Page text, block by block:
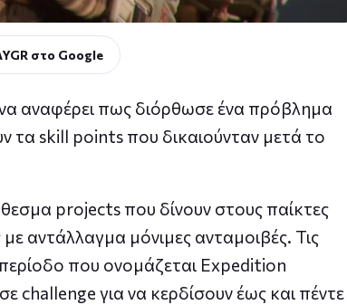
στο Google
αναφέρει πως διόρθωσε ένα πρόβλημα
τα skill points που δικαιούνταν μετά το
projects που δίνουν στους παίκτες
αντάλλαγμα μόνιμες ανταμοιβές. Τις
που ονομάζεται Expedition
challenge για να κερδίσουν έως και πέντε